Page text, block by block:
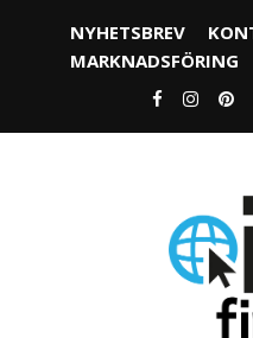
NYHETSBREV
MARKNADSFÖRING